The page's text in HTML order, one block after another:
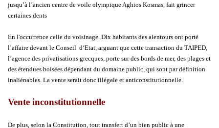
jusqu’à l’ancien centre de voile olympique Aghios Kosmas, fait grincer
certaines dents
En l'occurrence celle du voisinage. Dix habitants des alentours ont porté
l’affaire devant le Conseil d‘Etat, arguant que cette transaction du TAIPED,
l’agence des privatisations grecques, porte sur des bords de mer, des plages et
des étendues boisées dépendant du domaine public, qui sont par définition
inaliénables. La vente serait donc illégale et anticonstitutionnelle.
Vente inconstitutionnelle
De plus, selon la Constitution, tout transfert d’un bien public à une